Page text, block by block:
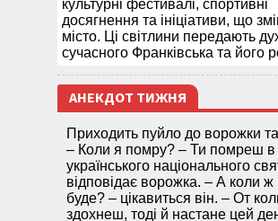
культурні фестивалі, спортивні
досягнення та ініціативи, що
місто. Ці світлини передають
сучасного Франківська та його
АНЕКДОТ ТИЖНЯ
Приходить пуйло до ворожки
– Коли я помру? – Ти помреш в
українського національного
відповідає ворожка. – А коли
буде? – цікавиться він. – От
здохнеш, тоді й настане цей